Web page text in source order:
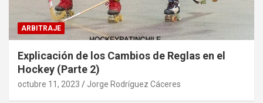
ARBITRAJE
Explicación de los Cambios de Reglas en el
Hockey (Parte 2)
octubre 11, 2023 Jorge Rodríguez Cáceres